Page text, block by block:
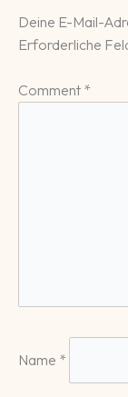
Deine E-Mail-
Erforderliche
Comment *
Name *